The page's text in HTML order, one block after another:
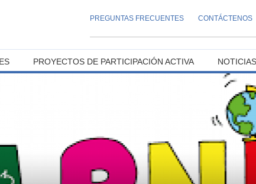
PREGUNTAS FRECUENTES CONTÁCTENOS
PROYECTOS DE PARTICIPACIÓN ACTIVA NOTICIAS